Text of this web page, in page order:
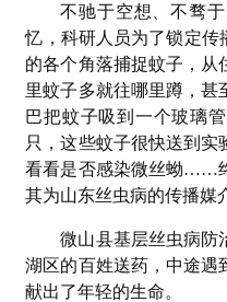
不驰于空想、不骛
忆，科研人员为了锁定传
的各个角落捕捉蚊子，从
里蚊子多就往哪里蹲，甚
巴把蚊子吸到一个玻璃
只，这些蚊子很快送到实
看看是否感染微丝蚴……
其为山东丝虫病的传播媒
微山县基层丝虫病防
湖区的百姓送药，中途遇
献出了年轻的生命。